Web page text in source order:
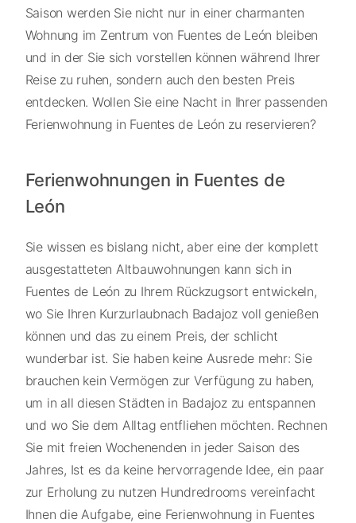
Saison werden Sie nicht nur in einer charmanten
Wohnung im Zentrum von Fuentes de León bleiben
und in der Sie sich vorstellen können während Ihrer
Reise zu ruhen, sondern auch den besten Preis
entdecken. Wollen Sie eine Nacht in Ihrer passenden
Ferienwohnung in Fuentes de León zu reservieren?
Ferienwohnungen in Fuentes de
León
Sie wissen es bislang nicht, aber eine der komplett
ausgestatteten Altbauwohnungen kann sich in
Fuentes de León zu Ihrem Rückzugsort entwickeln,
wo Sie Ihren Kurzurlaubnach Badajoz voll genießen
können und das zu einem Preis, der schlicht
wunderbar ist. Sie haben keine Ausrede mehr: Sie
brauchen kein Vermögen zur Verfügung zu haben,
um in all diesen Städten in Badajoz zu entspannen
und wo Sie dem Alltag entfliehen möchten. Rechnen
Sie mit freien Wochenenden in jeder Saison des
Jahres, Ist es da keine hervorragende Idee, ein paar
zur Erholung zu nutzen Hundredrooms vereinfacht
Ihnen die Aufgabe, eine Ferienwohnung in Fuentes